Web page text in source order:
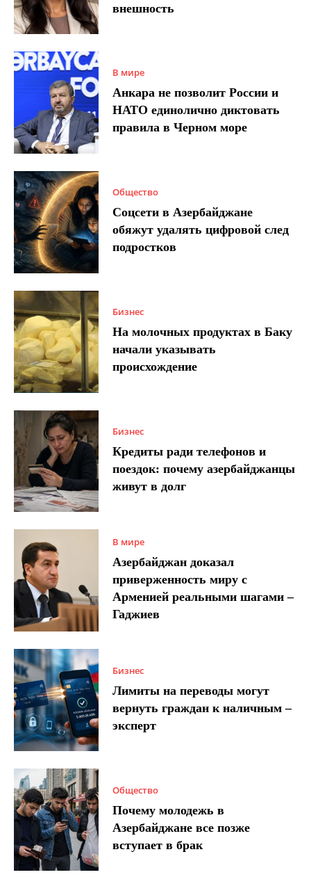
внешность
В мире
Анкара не позволит России и
НАТО единолично диктовать
правила в Черном море
Общество
Соцсети в Азербайджане
обяжут удалять цифровой след
подростков
Бизнес
На молочных продуктах в Баку
начали указывать
происхождение
Бизнес
Кредиты ради телефонов и
поездок: почему азербайджанцы
живут в долг
В мире
Азербайджан доказал
приверженность миру с
Арменией реальными шагами –
Гаджиев
Бизнес
Лимиты на переводы могут
вернуть граждан к наличным –
эксперт
Общество
Почему молодежь в
Азербайджане все позже
вступает в брак